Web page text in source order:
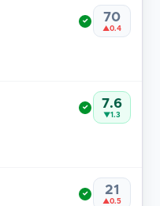
✓ 70
▲0.4
✓ 7.6
▼1.3
✓ 21
▲0.5